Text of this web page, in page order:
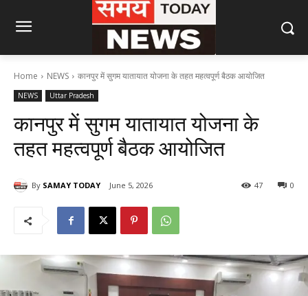
Home NEWS कानपुर में सुगम यातायात योजना के तहत महत्वपूर्ण बैठक आयोजित
NEWS Uttar Pradesh
कानपुर में सुगम यातायात योजना के
तहत महत्वपूर्ण बैठक आयोजित
By SAMAY TODAY June 5, 2026 0
47